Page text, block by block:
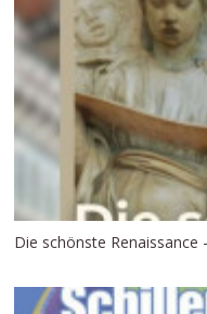
Die schönste Renaissance